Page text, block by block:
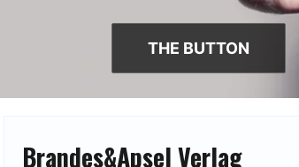
THE BUTTON
Brandes&Apsel Verlag